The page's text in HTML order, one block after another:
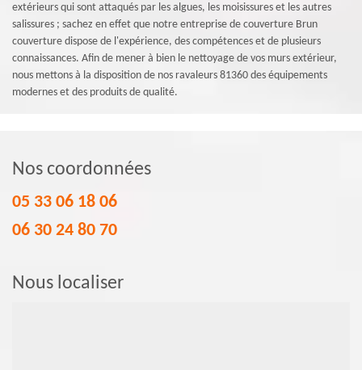
extérieurs qui sont attaqués par les algues, les moisissures et les autres
salissures ; sachez en effet que notre entreprise de couverture Brun
couverture dispose de l'expérience, des compétences et de plusieurs
connaissances. Afin de mener à bien le nettoyage de vos murs extérieur,
nous mettons à la disposition de nos ravaleurs 81360 des équipements
modernes et des produits de qualité.
Nos coordonnées
05 33 06 18 06
06 30 24 80 70
Nous localiser